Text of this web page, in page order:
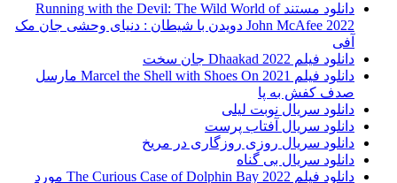
دانلود مستند Running with the Devil: The Wild World of
John McAfee 2022 دویدن با شیطان : دنیای وحشی جان مک
آفی
دانلود فیلم Dhaakad 2022 جان سخت
دانلود فیلم Marcel the Shell with Shoes On 2021 مارسل
صدف کفش به پا
دانلود سریال نوبت لیلی
دانلود سریال آفتاب پرست
دانلود سریال روزی روزگاری در مریخ
دانلود سریال بی گناه
دانلود فیلم The Curious Case of Dolphin Bay 2022 مورد